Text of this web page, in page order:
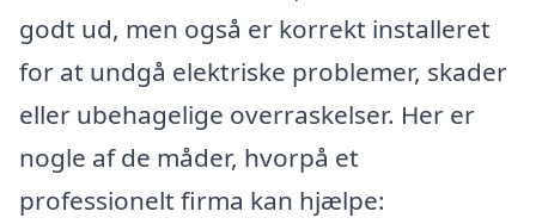
godt ud, men også er korrekt installeret
for at undgå elektriske problemer, skader
eller ubehagelige overraskelser. Her er
nogle af de måder, hvorpå et
professionelt firma kan hjælpe: